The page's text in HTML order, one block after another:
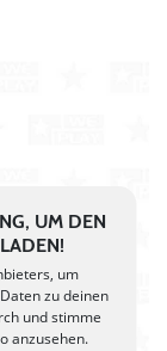
UM DEN
um
zu deinen
und stimme
anzusehen.